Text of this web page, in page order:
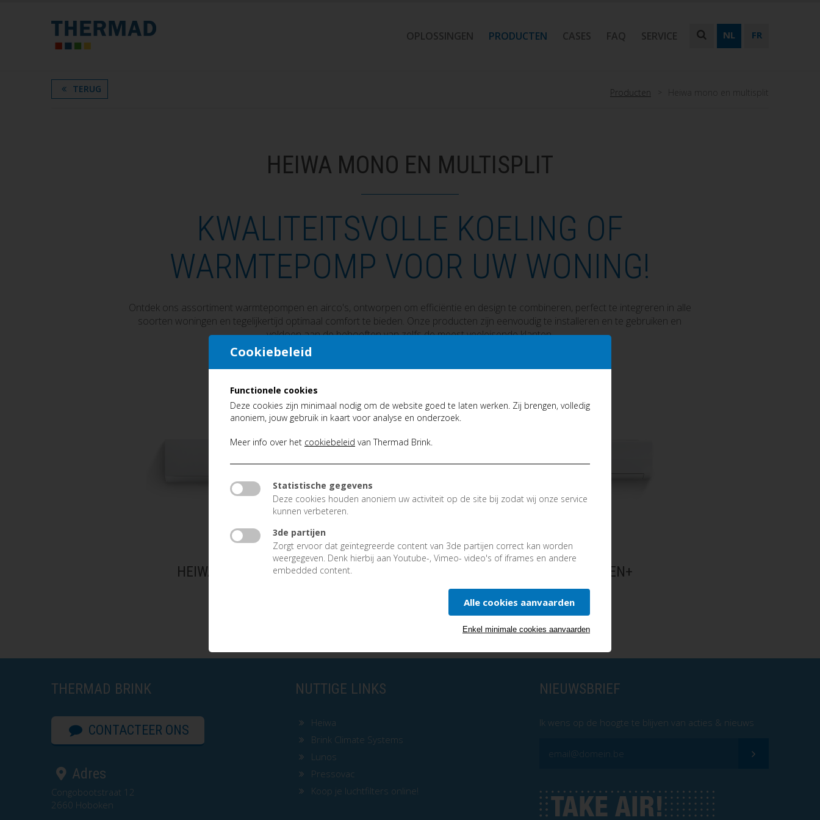
Cookiebeleid
Functionele cookies
Deze cookies zijn minimaal nodig om de website goed te laten werken. Zij brengen, volledig
anoniem, jouw gebruik in kaart voor analyse en onderzoek.
Meer info over het cookiebeleid van Thermad Brink.
Statistische gegevens
Deze cookies houden anoniem uw activiteit op de site bij zodat wij onze service
kunnen verbeteren.
3de partijen
Zorgt ervoor dat geïntegreerde content van 3de partijen correct kan worden
weergegeven. Denk hierbij aan Youtube-, Vimeo- video's of iframes en andere
embedded content.
Alle cookies aanvaarden
Enkel minimale cookies aanvaarden
NL FR
OPLOSSINGEN PRODUCTEN CASES FAQ SERVICE
TERUG Producten Heiwa mono en multisplit
HEIWA MONO EN MULTISPLIT
KWALITEITSVOLLE KOELING OF
WARMTEPOMP VOOR UW WONING!
Ontdek ons assortiment warmtepompen en airco's, ontworpen om efficiëntie en design te combineren, perfect te integreren in alle
soorten woningen en tegelijkertijd optimaal comfort te bieden. Onze producten zijn eenvoudig te installeren en te gebruiken en
voldoen aan de behoeften van zelfs de meest veeleisende klanten.
HEIWA HYOKO 3 HEIWA HYOKO 3 ZWART HEIWA ZEN+
THERMAD BRINK
CONTACTEER ONS
Adres
Congobootstraat 12
2660 Hoboken
NUTTIGE LINKS
Heiwa
Brink Climate Systems
Lunos
Pressovac
Koop je luchtfilters online!
NIEUWSBRIEF
Ik wens op de hoogte te blijven van acties & nieuws